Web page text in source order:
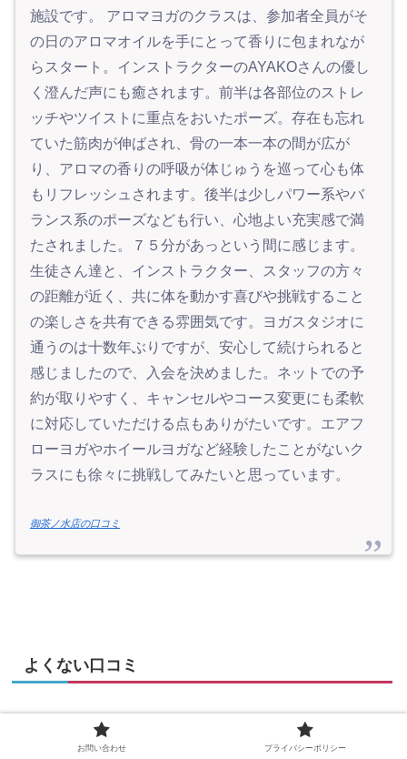
施設です。 アロマヨガのクラスは、参加者全員がそ
の日のアロマオイルを手にとって香りに包まれなが
らスタート。インストラクターのAYAKOさんの優し
く澄んだ声にも癒されます。前半は各部位のストレ
ッチやツイストに重点をおいたポーズ。存在も忘れ
ていた筋肉が伸ばされ、骨の一本一本の間が広が
り、アロマの香りの呼吸が体じゅうを巡って心も体
もリフレッシュされます。後半は少しパワー系やバ
ランス系のポーズなども行い、心地よい充実感で満
たされました。７５分があっという間に感じます。
生徒さん達と、インストラクター、スタッフの方々
の距離が近く、共に体を動かす喜びや挑戦すること
の楽しさを共有できる雰囲気です。ヨガスタジオに
通うのは十数年ぶりですが、安心して続けられると
感じましたので、入会を決めました。ネットでの予
約が取りやすく、キャンセルやコース変更にも柔軟
に対応していただける点もありがたいです。エアフ
ローヨガやホイールヨガなど経験したことがないク
ラスにも徐々に挑戦してみたいと思っています。
御茶ノ水店の口コミ
よくない口コミ
お問い合わせ プライバシーポリシー